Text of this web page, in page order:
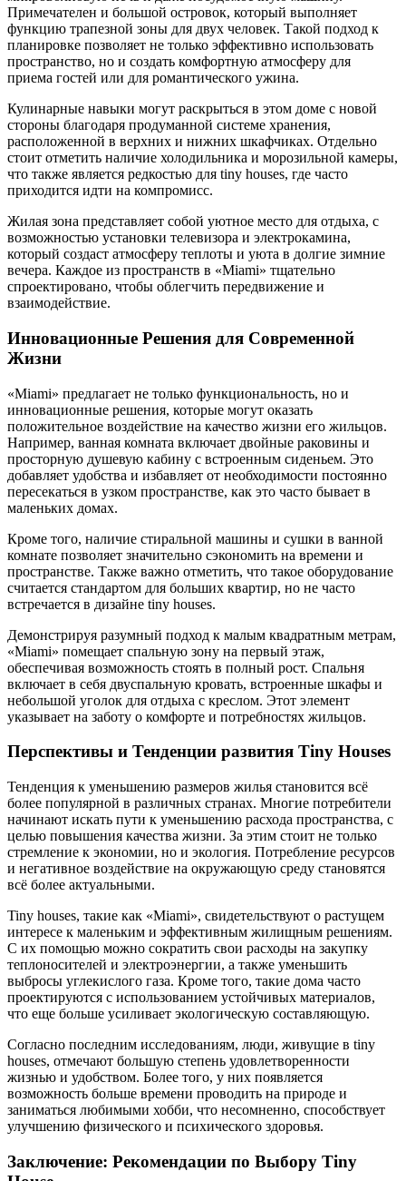
Примечателен и большой островок, который выполняет
функцию трапезной зоны для двух человек. Такой подход к
планировке позволяет не только эффективно использовать
пространство, но и создать комфортную атмосферу для
приема гостей или для романтического ужина.
Кулинарные навыки могут раскрыться в этом доме с новой
стороны благодаря продуманной системе хранения,
расположенной в верхних и нижних шкафчиках. Отдельно
стоит отметить наличие холодильника и морозильной камеры,
что также является редкостью для tiny houses, где часто
приходится идти на компромисс.
Жилая зона представляет собой уютное место для отдыха, с
возможностью установки телевизора и электрокамина,
который создаст атмосферу теплоты и уюта в долгие зимние
вечера. Каждое из пространств в «Miami» тщательно
спроектировано, чтобы облегчить передвижение и
взаимодействие.
Инновационные Решения для Современной
Жизни
«Miami» предлагает не только функциональность, но и
инновационные решения, которые могут оказать
положительное воздействие на качество жизни его жильцов.
Например, ванная комната включает двойные раковины и
просторную душевую кабину с встроенным сиденьем. Это
добавляет удобства и избавляет от необходимости постоянно
пересекаться в узком пространстве, как это часто бывает в
маленьких домах.
Кроме того, наличие стиральной машины и сушки в ванной
комнате позволяет значительно сэкономить на времени и
пространстве. Также важно отметить, что такое оборудование
считается стандартом для больших квартир, но не часто
встречается в дизайне tiny houses.
Демонстрируя разумный подход к малым квадратным метрам,
«Miami» помещает спальную зону на первый этаж,
обеспечивая возможность стоять в полный рост. Спальня
включает в себя двуспальную кровать, встроенные шкафы и
небольшой уголок для отдыха с креслом. Этот элемент
указывает на заботу о комфорте и потребностях жильцов.
Перспективы и Тенденции развития Tiny Houses
Тенденция к уменьшению размеров жилья становится всё
более популярной в различных странах. Многие потребители
начинают искать пути к уменьшению расхода пространства, с
целью повышения качества жизни. За этим стоит не только
стремление к экономии, но и экология. Потребление ресурсов
и негативное воздействие на окружающую среду становятся
всё более актуальными.
Tiny houses, такие как «Miami», свидетельствуют о растущем
интересе к маленьким и эффективным жилищным решениям.
С их помощью можно сократить свои расходы на закупку
теплоносителей и электроэнергии, а также уменьшить
выбросы углекислого газа. Кроме того, такие дома часто
проектируются с использованием устойчивых материалов,
что еще больше усиливает экологическую составляющую.
Согласно последним исследованиям, люди, живущие в tiny
houses, отмечают большую степень удовлетворенности
жизнью и удобством. Более того, у них появляется
возможность больше времени проводить на природе и
заниматься любимыми хобби, что несомненно, способствует
улучшению физического и психического здоровья.
Заключение: Рекомендации по Выбору Tiny